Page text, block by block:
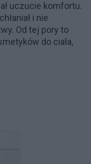
uczucie komfortu.
i nie
Od tej pory to
do ciała,